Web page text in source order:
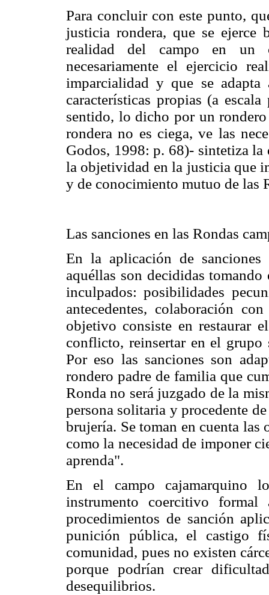
Para concluir con este punto,
justicia rondera, que se ejerce
realidad del campo en un
necesariamente el ejercicio
imparcialidad y que se
características propias (a
sentido, lo dicho por un
rondera no es ciega, ve las
Godos, 1998: p. 68)- sintetiza la
la objetividad en la justicia que
y de conocimiento mutuo de las
Las sanciones en las Rondas
En la aplicación de sanciones
aquéllas son decididas
inculpados: posibilidades
antecedentes, colaboración
objetivo consiste en restaurar
conflicto, reinsertar en el grupo
Por eso las sanciones son
rondero padre de familia que
Ronda no será juzgado de la
persona solitaria y procedente
brujería. Se toman en cuenta
como la necesidad de imponer
aprenda".
En el campo cajamarquino
instrumento coercitivo
procedimientos de sanción
punición pública, el castigo
comunidad, pues no existen
porque podrían crear
desequilibrios.